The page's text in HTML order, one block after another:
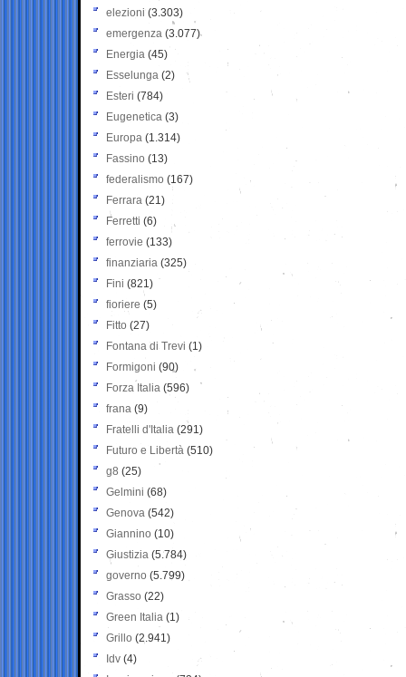
elezioni (3.303)
emergenza (3.077)
Energia (45)
Esselunga (2)
Esteri (784)
Eugenetica (3)
Europa (1.314)
Fassino (13)
federalismo (167)
Ferrara (21)
Ferretti (6)
ferrovie (133)
finanziaria (325)
Fini (821)
fioriere (5)
Fitto (27)
Fontana di Trevi (1)
Formigoni (90)
Forza Italia (596)
frana (9)
Fratelli d'Italia (291)
Futuro e Libertà (510)
g8 (25)
Gelmini (68)
Genova (542)
Giannino (10)
Giustizia (5.784)
governo (5.799)
Grasso (22)
Green Italia (1)
Grillo (2.941)
Idv (4)